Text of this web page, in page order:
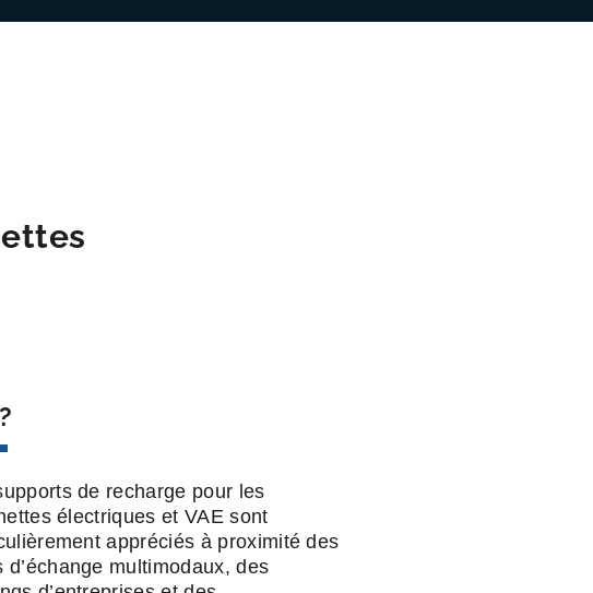
de recharge pour les
électriques et VAE sont
appréciés à proximité des
d’échange multimodaux, des